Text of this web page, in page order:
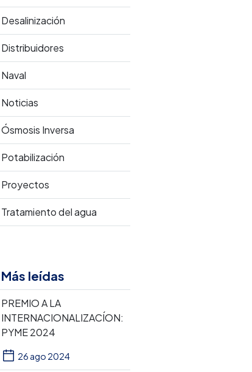
Desalinización
Distribuidores
Naval
Noticias
Ósmosis Inversa
Potabilización
Proyectos
Tratamiento del agua
Más leídas
PREMIO A LA
INTERNACIONALIZACÍON:
PYME 2024
26 ago 2024